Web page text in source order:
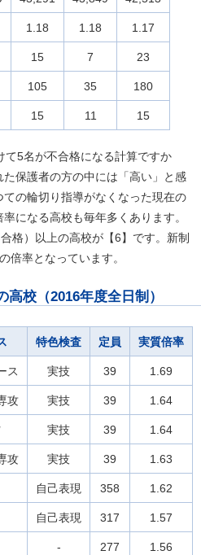
1.18 1.18 1.17
15 7 23
105 35 180
15 11 15
5名が不合格になる計算ですか
保護者の方の中には「高い」と感
の輪切り指導がなくなった現在の
になる高校も毎年多くあります。
格）以上の高校が【6】です。新制
倍率となっています。
高校（2016年度全日制）
特色検査 定員 実質倍率
ス 実技 39 1.69
攻 実技 39 1.64
実技 39 1.64
攻 実技 39 1.63
自己表現 358 1.62
自己表現 317 1.57
- 277 1.56